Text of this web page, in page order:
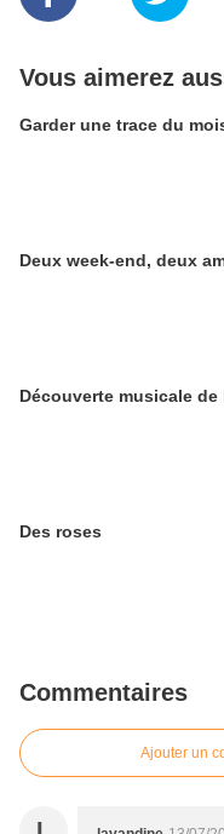
Vous aimerez
Garder une trace du
Deux week-end, deux
Découverte musicale de
Des roses
Commentaires
Ajouter un